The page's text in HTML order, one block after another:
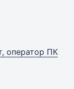
оператор ПК